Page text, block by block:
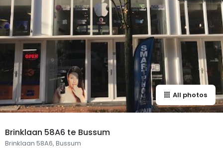
All photos
Brinklaan 58A6 te Bussum
Brinklaan 58A6, Bussum